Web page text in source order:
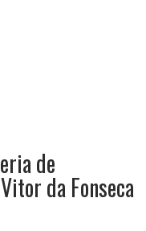
de
da Fonseca